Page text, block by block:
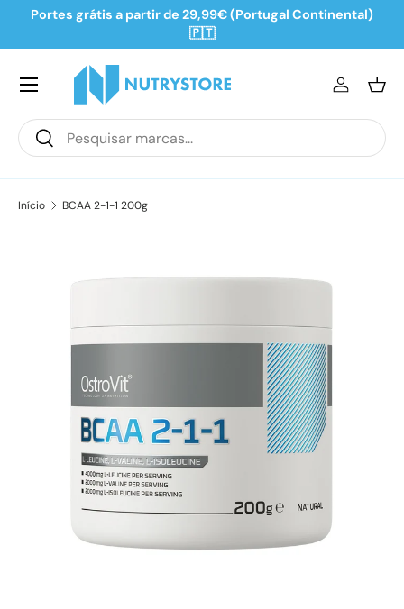
Portes grátis a partir de 29,99€ (Portugal Continental)
🇵🇹
Pesquisar
Pesquisar
Iniciar
Início BCAA 2-1-1 200g